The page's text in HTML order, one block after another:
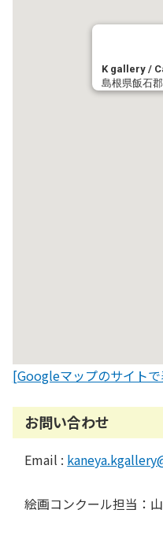
K gallery /
島根県飯石
[Googleマップのサイト
お問い合わせ
Email :
絵画コンクール担当：